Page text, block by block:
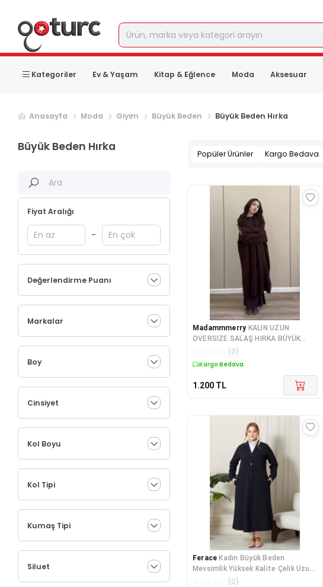
Kategoriler Ev & Yaşam Kitap & Eğlence Moda Aksesuar
Anasayfa Moda Giyim Büyük Beden Büyük Beden Hırka
Büyük Beden Hırka
Fiyat Aralığı
-
Değerlendirme Puanı
Markalar
Boy
Cinsiyet
Kol Boyu
Kol Tipi
Kumaş Tipi
Siluet
Popüler Ürünler Kargo Bedava
Madammmerry KALIN UZUN
OVERSİZE SALAŞ HIRKA BÜYÜK
BEDEN UYUMLU
(0)
Kargo Bedava
1.200 TL
Ferace Kadın Büyük Beden
Mevsimlik Yüksek Kalite Çelik Uzun
(0)